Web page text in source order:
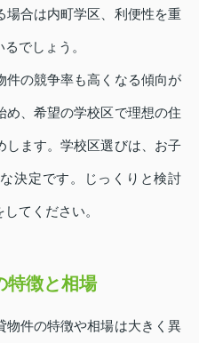
場合は内町学区、利便性を重
でしょう。
件の競争率も高くなる傾向が
め、希望の学校区で理想の住
します。学校区選びは、お子
決定です。じっくりと検討
てください。
特徴と相場
物件の特徴や相場は大きく異